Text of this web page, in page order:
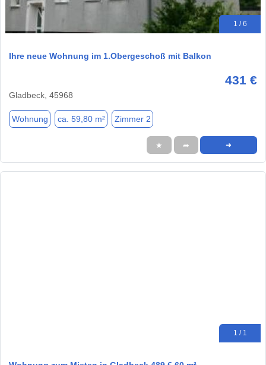
1 / 6
Ihre neue Wohnung im 1.Obergeschoß mit Balkon
431 €
Gladbeck, 45968
Wohnung ca. 59,80 m² Zimmer 2
★ ➦ ➜
1 / 1